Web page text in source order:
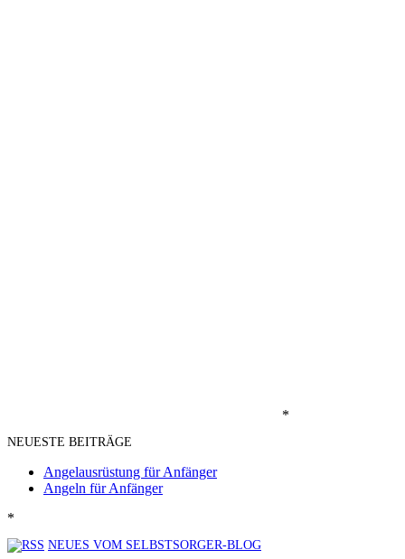
*
NEUESTE BEITRÄGE
Angelausrüstung für Anfänger
Angeln für Anfänger
*
NEUES VOM SELBSTSORGER-BLOG